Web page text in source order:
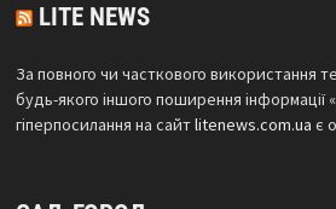
LITE NEWS
За повного чи часткового використання
будь-якого іншого поширення інформації
гіперпосилання на сайтlitenews.com.ua є